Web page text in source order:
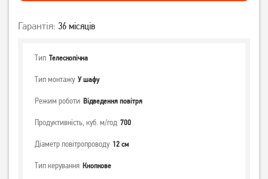
Гарантія: 36 місяців
Тип Телескопічна
Тип монтажу У шафу
Режим роботи Відведення повітря
Продуктивність, куб. м/год 700
Діаметр повітропроводу 12 см
Тип керування Кнопкове